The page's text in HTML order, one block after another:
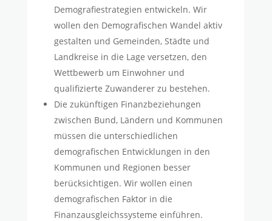
Demografiestrategien entwickeln. Wir
wollen den Demografischen Wandel aktiv
gestalten und Gemeinden, Städte und
Landkreise in die Lage versetzen, den
Wettbewerb um Einwohner und
qualifizierte Zuwanderer zu bestehen.
Die zukünftigen Finanzbeziehungen
zwischen Bund, Ländern und Kommunen
müssen die unterschiedlichen
demografischen Entwicklungen in den
Kommunen und Regionen besser
berücksichtigen. Wir wollen einen
demografischen Faktor in die
Finanzausgleichssysteme einführen.